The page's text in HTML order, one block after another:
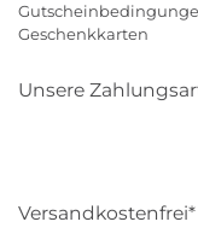
Geschenkkarten
Unsere